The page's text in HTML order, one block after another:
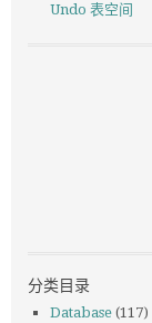
Undo 表空间
分类目录
Database (117)